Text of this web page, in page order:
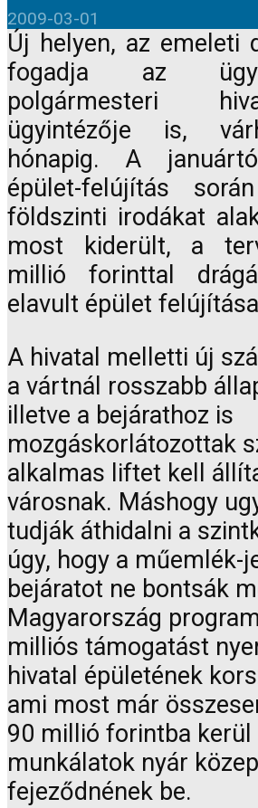
2009-03-01
Új helyen, az emeleti
fogadja az
polgármesteri
ügyintézője is,
hónapig. A
épület-felújítás
földszinti irodákat
most kiderült, a
millió forinttal
elavult épület
A hivatal melletti új
a vártnál rosszabb
illetve a bejárathoz is
mozgáskorlátozottak
alkalmas liftet kell
városnak. Máshogy
tudják áthidalni a
úgy, hogy a műemlék-
bejáratot ne bontsák
Magyarország
milliós támogatást
hivatal épületének
ami most már
90 millió forintba kerül
munkálatok nyár
fejeződnének be.